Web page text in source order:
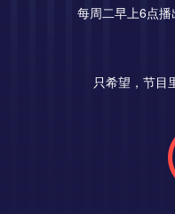
每周二早上6点播
只希望，节目